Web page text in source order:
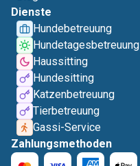
Dienste
Hundebetreuung
Hundetagesbetreuung
Haussitting
Hundesitting
Katzenbetreuung
Tierbetreuung
Gassi-Service
Zahlungsmethoden